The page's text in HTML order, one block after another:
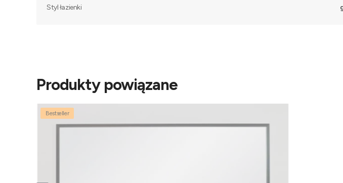
Styl łazienki
Produkty powiązane
Bestseller